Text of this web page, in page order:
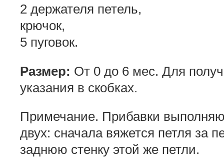
2 держателя петель,
крючок,
5 пуговок.
Размер: От 0 до 6 мес. Для
указания в скобках.
Примечание. Прибавки
двух: сначала вяжется петля за
заднюю стенку этой же петли.